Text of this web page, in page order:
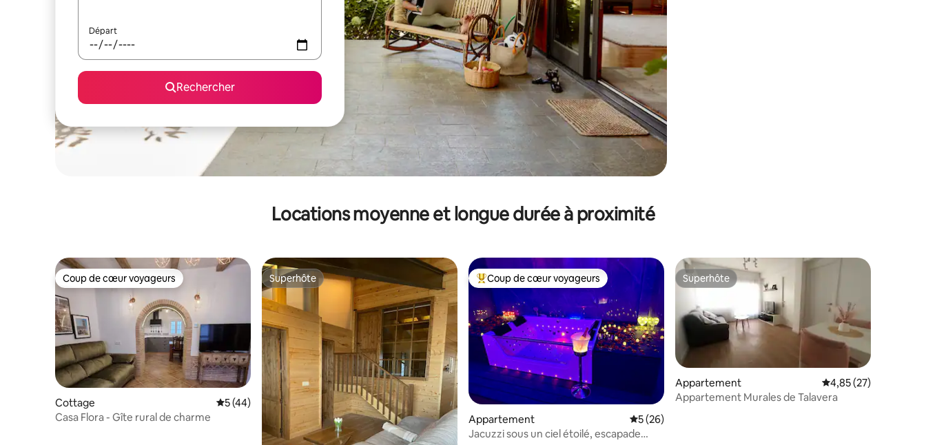
Départ
Rechercher
Locations moyenne et longue durée à proximité
Coup de cœur voyageurs
Coup de cœur voyageurs
Cottage Évaluation moyenne sur la base de 44 commentaires : 5 sur 5
5 (44)
Casa Flora - Gîte rural de charme
Superhôte
Superhôte Coups de cœur voyageurs les plus appréciés
Coup de cœur voyageurs
Appartement Évaluation moyenne sur la base de 26 commentaires : 5 sur 5
5 (26)
Jacuzzi sous un ciel étoilé, escapade
Superhôte
Superhôte
Appartement Évaluation moyenne
4,85 (27)
Appartement Murales de Talavera